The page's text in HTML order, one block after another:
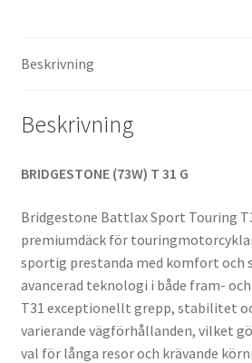
mängd
Beskrivning
Beskrivning
BRIDGESTONE (73W) T 31 G
Bridgestone Battlax Sport Touring
premiumdäck för
sportig prestanda med komfort och
avancerad teknologi i både fram-
T31 exceptionellt grepp, stabilitet
varierande vägförhållanden, vilket
val för långa resor och krävande